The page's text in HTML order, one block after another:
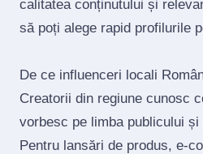
calitatea conținutului și
să poți alege rapid profilurile
De ce influenceri locali
Creatorii din regiune cunosc
vorbesc pe limba publicului
Pentru lansări de produs,